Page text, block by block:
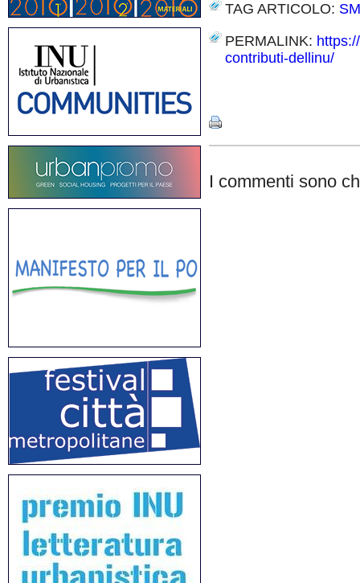
TAG ARTICOLO:
PERMALINK:
contributi-dellinu/
I commenti sono